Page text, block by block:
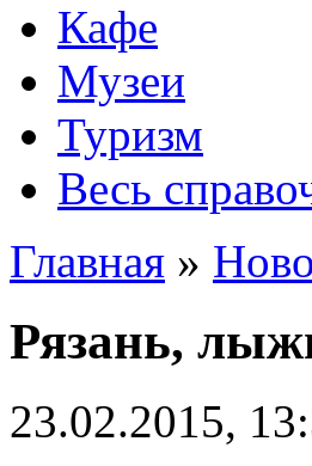
Кафе
Музеи
Туризм
Весь
Главная »
Рязань,
23.02.2015,